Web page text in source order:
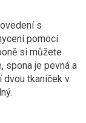
s
pomocí
si můžete
spona je pevná a
dvou tkaniček v